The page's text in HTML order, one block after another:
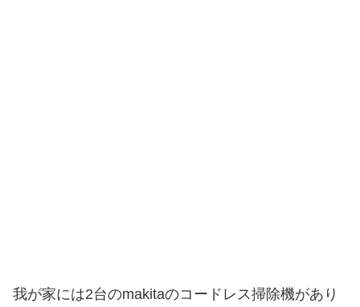
我が家には2台のmakitaのコードレス掃除機があり